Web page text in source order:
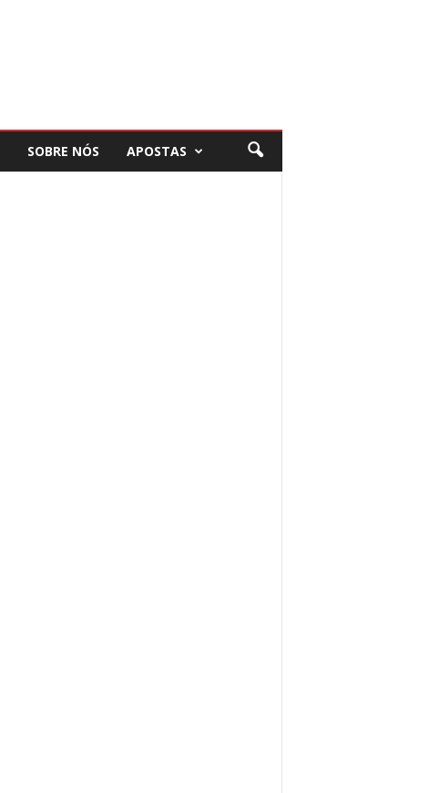
SOBRE NÓS APOSTAS